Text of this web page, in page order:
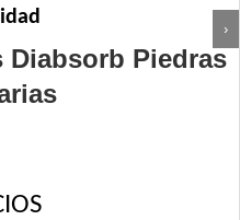
›
Diabsorb Piedras